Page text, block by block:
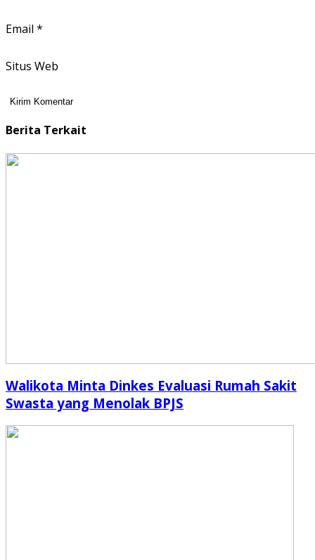
Email *
Situs Web
Berita Terkait
Walikota Minta Dinkes Evaluasi Rumah Sakit
Swasta yang Menolak BPJS